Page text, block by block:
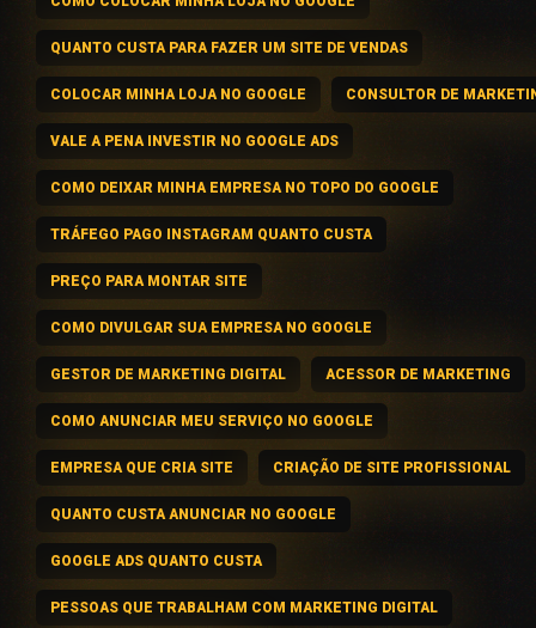
QUANTO CUSTA PARA FAZER UM SITE DE VENDAS
COLOCAR MINHA LOJA NO GOOGLE CONSULTOR DE
VALE A PENA INVESTIR NO GOOGLE ADS
COMO DEIXAR MINHA EMPRESA NO TOPO DO GOOGLE
TRÁFEGO PAGO INSTAGRAM QUANTO CUSTA
PREÇO PARA MONTAR SITE
COMO DIVULGAR SUA EMPRESA NO GOOGLE
GESTOR DE MARKETING DIGITAL ACESSOR DE MARKETING
COMO ANUNCIAR MEU SERVIÇO NO GOOGLE
EMPRESA QUE CRIA SITE CRIAÇÃO DE SITE PROFISSIONAL
QUANTO CUSTA ANUNCIAR NO GOOGLE
GOOGLE ADS QUANTO CUSTA
PESSOAS QUE TRABALHAM COM MARKETING DIGITAL